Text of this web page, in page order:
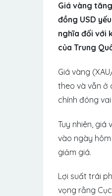
Giá vàng
đồng USD
nghĩa đối với
của Trung
Giá vàng
theo và vẫn ở
chính đóng
Tuy nhiên, giá
vào ngày
giảm giá.
Lợi suất trái
vọng rằng